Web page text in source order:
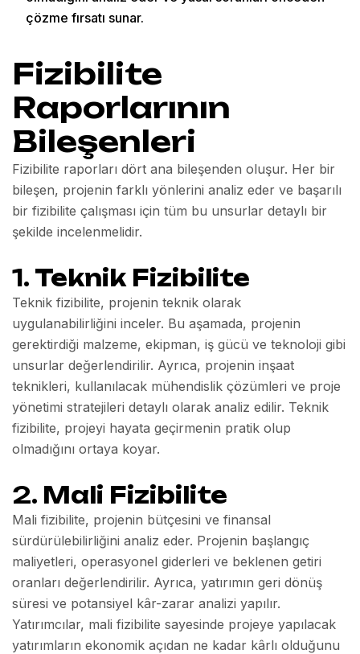
çözme fırsatı sunar.
Fizibilite
Raporlarının
Bileşenleri
Fizibilite raporları dört ana bileşenden oluşur. Her bir
bileşen, projenin farklı yönlerini analiz eder ve başarılı
bir fizibilite çalışması için tüm bu unsurlar detaylı bir
şekilde incelenmelidir.
1. Teknik Fizibilite
Teknik fizibilite, projenin teknik olarak
uygulanabilirliğini inceler. Bu aşamada, projenin
gerektirdiği malzeme, ekipman, iş gücü ve teknoloji gibi
unsurlar değerlendirilir. Ayrıca, projenin inşaat
teknikleri, kullanılacak mühendislik çözümleri ve proje
yönetimi stratejileri detaylı olarak analiz edilir. Teknik
fizibilite, projeyi hayata geçirmenin pratik olup
olmadığını ortaya koyar.
2. Mali Fizibilite
Mali fizibilite, projenin bütçesini ve finansal
sürdürülebilirliğini analiz eder. Projenin başlangıç
maliyetleri, operasyonel giderleri ve beklenen getiri
oranları değerlendirilir. Ayrıca, yatırımın geri dönüş
süresi ve potansiyel kâr-zarar analizi yapılır.
Yatırımcılar, mali fizibilite sayesinde projeye yapılacak
yatırımların ekonomik açıdan ne kadar kârlı olduğunu